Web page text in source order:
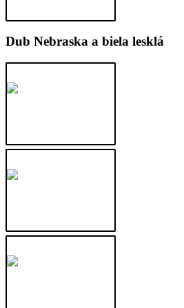
Dub Nebraska a biela lesklá